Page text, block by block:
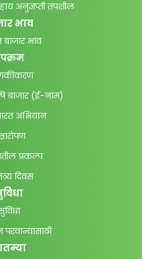
अनुज्ञप्ती तपशील
भाव
भाव
बाजार (ई-नाम)
अभियान
प्रकल्प
दिवस